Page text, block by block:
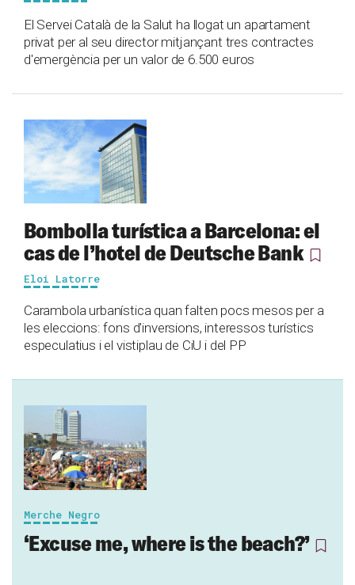
El Servei Català de la Salut ha llogat un apartament
privat per al seu director mitjançant tres contractes
d'emergència per un valor de 6.500 euros
Bombolla turística a Barcelona: el
cas de l’hotel de Deutsche Bank
Eloi Latorre
Carambola urbanística quan falten pocs mesos per a
les eleccions: fons d'inversions, interessos turístics
especulatius i el vistiplau de CiU i del PP
Merche Negro
‘Excuse me, where is the beach?’